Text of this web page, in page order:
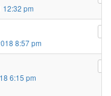
12:32 pm
8:57 pm
6:15 pm